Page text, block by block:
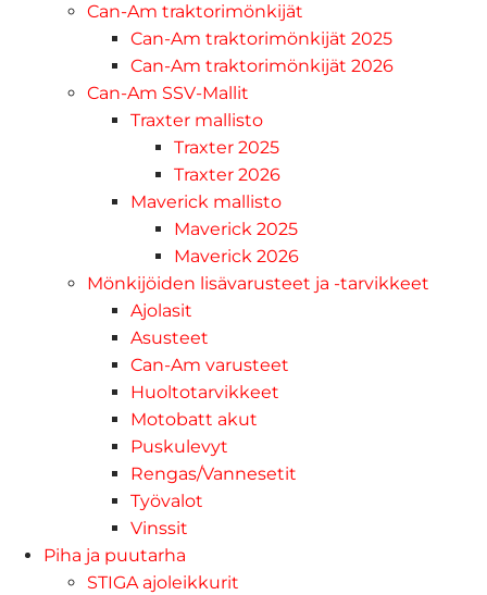
Can-Am traktorimönkijät
Can-Am traktorimönkijät 2025
Can-Am traktorimönkijät 2026
Can-Am SSV-Mallit
Traxter mallisto
Traxter 2025
Traxter 2026
Maverick mallisto
Maverick 2025
Maverick 2026
Mönkijöiden lisävarusteet ja -tarvikkeet
Ajolasit
Asusteet
Can-Am varusteet
Huoltotarvikkeet
Motobatt akut
Puskulevyt
Rengas/Vannesetit
Työvalot
Vinssit
Piha ja puutarha
STIGA ajoleikkurit